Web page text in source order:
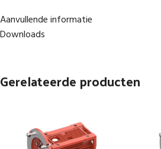
Aanvullende informatie
Downloads
Gerelateerde producten